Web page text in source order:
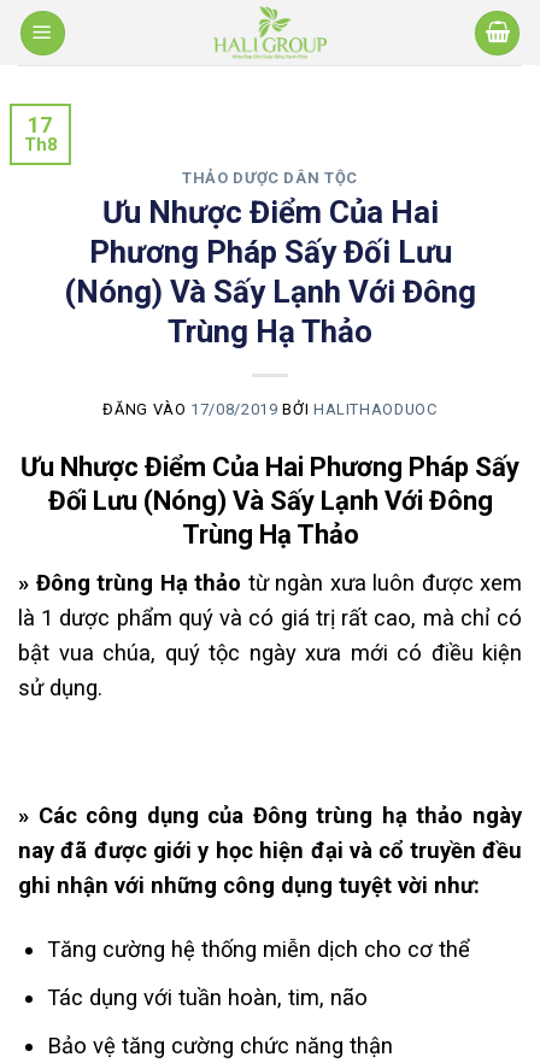
Bỏ
qua
dung
17
Th8
THẢO DƯỢC DÂN TỘC
Ưu Nhược Điểm Của Hai
Phương Pháp Sấy Đối Lưu
(Nóng) Và Sấy Lạnh Với Đông
Trùng Hạ Thảo
ĐĂNG VÀO 17/08/2019 BỞI HALITHAODUOC
Ưu Nhược Điểm Của Hai Phương Pháp Sấy
Đối Lưu (Nóng) Và Sấy Lạnh Với Đông
Trùng Hạ Thảo
» Đông trùng Hạ thảo từ ngàn xưa luôn được xem
là 1 dược phẩm quý và có giá trị rất cao, mà chỉ có
bật vua chúa, quý tộc ngày xưa mới có điều kiện
sử dụng.
» Các công dụng của Đông trùng hạ thảo ngày
nay đã được giới y học hiện đại và cổ truyền đều
ghi nhận với những công dụng tuyệt vời như:
Tăng cường hệ thống miễn dịch cho cơ thể
Tác dụng với tuần hoàn, tim, não
Bảo vệ tăng cường chức năng thận